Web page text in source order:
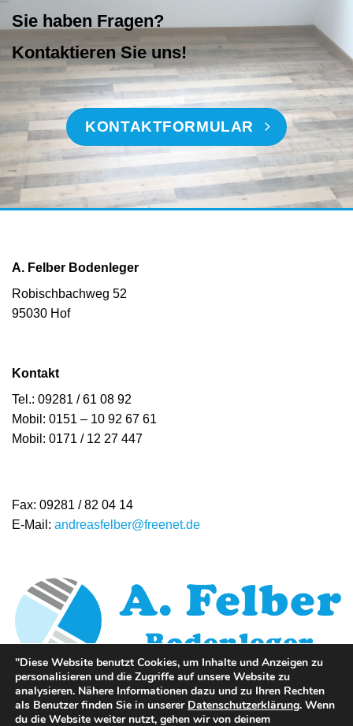
Sie haben Fragen?
Kontaktieren Sie uns!
KONTAKTFORMULAR
A. Felber Bodenleger
Robischbachweg 52
95030 Hof
Kontakt
Tel.: 09281 / 61 08 92
Mobil: 0151 – 10 92 67 61
Mobil: 0171 / 12 27 447
Fax: 09281 / 82 04 14
E-Mail: andreasfelber@freenet.de
"Diese Website benutzt Cookies, um Inhalte und Anzeigen zu
personalisieren und die Zugriffe auf unsere Website zu
analysieren. Nähere Informationen dazu und zu Ihren Rechten
als Benutzer finden Sie in unserer Datenschutzerklärung. Wenn
du die Website weiter nutzt, gehen wir von deinem